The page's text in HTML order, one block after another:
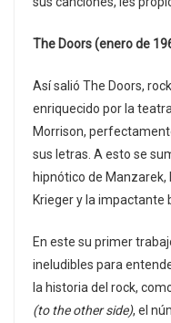
The Doors (enero de
Así salió The Doors,
enriquecido por la
Morrison,
sus letras. A esto se
hipnótico de
Krieger y la impactante
En este su primer
ineludibles para
la historia del rock,
(to the other side), el